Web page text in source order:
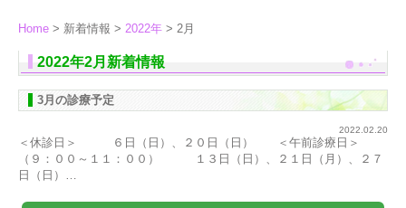
Home > 新着情報 > 2022年 > 2月
2022年2月新着情報
3月の診療予定
2022.02.20
＜休診日＞ ６日（日）、２０日（日） ＜午前診療日＞
（９：００～１１：００） １３日（日）、２１日（月）、２７
日（日）…